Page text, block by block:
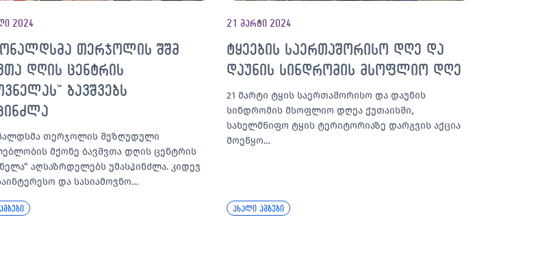
2024
თერჯოლის შშმ
დღის ცენტრის
ბავშვებს
თერჯოლის შეზღუდული
მქონე ბავშვთა დღის ცენტრის
აღსაზრდელებს უმასპინძლა. კიდევ
და სასიამოვნო…
21 მარტი 2024
ტყეების საერთაშორისო დღე და
დაუნის სინდრომის მსოფლიო დღე
21 მარტი ტყის საერთაშორისო და დაუნის
სინდრომის მსოფლიო დღეა ქუთაისში,
სახელმწიფო ტყის ტერიტორიაზე დარგვის აქცია
მოეწყო…
ახალი ამბები